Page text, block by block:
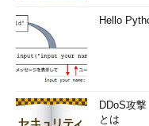
日本語に対応（一部機能を除く）
Hello
DDoS攻
とは